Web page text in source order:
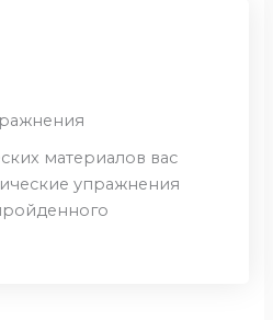
материалов вас
упражнения